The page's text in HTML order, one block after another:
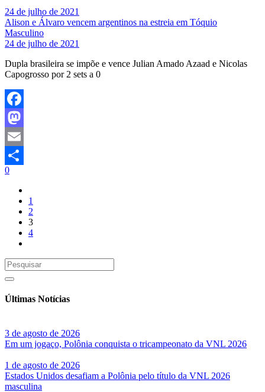
24 de julho de 2021
Alison e Álvaro vencem argentinos na estreia em Tóquio
Masculino
24 de julho de 2021
Dupla brasileira se impõe e vence Julian Amado Azaad e Nicolas
Capogrosso por 2 sets a 0
Facebook
Mastodon
Email
Share
0
1
2
3
4
Últimas Notícias
3 de agosto de 2026
Em um jogaço, Polônia conquista o tricampeonato da VNL 2026
1 de agosto de 2026
Estados Unidos desafiam a Polônia pelo título da VNL 2026
masculina